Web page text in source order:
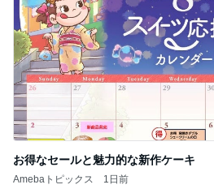
お得なセールと魅力的な新作ケーキ
Amebaトピックス 1日前